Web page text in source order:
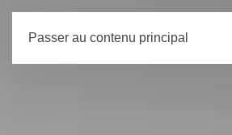
Passer au contenu principal